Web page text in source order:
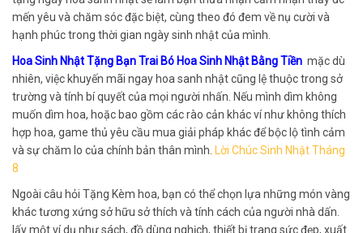
mến yêu và chăm sóc đặc biệt, cùng theo đó đem về nụ cười và
hạnh phúc trong thời gian ngày sinh nhật của mình.
Hoa Sinh Nhật Tặng Bạn Trai Bó Hoa Sinh Nhật Bằng Tiền mặc dù
nhiên, việc khuyến mãi ngay hoa sanh nhật cũng lệ thuộc trong sở
trường và tính bí quyết của mọi người nhấn. Nếu mình dìm không
muốn dìm hoa, hoặc bao gồm các rào cản khác ví như không thích
hợp hoa, game thủ yêu cầu mua giải pháp khác để bộc lộ tình cảm
và sự chăm lo của chính bản thân mình. Lời Chúc Sinh Nhật Tháng
8
Ngoài câu hỏi Tặng Kèm hoa, bạn có thể chọn lựa những món vàng
khác tương xứng sở hữu sở thích và tính cách của người nhà dấn.
lấy một ví dụ như sách, đồ dùng nghịch, thiết bị trang sức đẹp, xuất